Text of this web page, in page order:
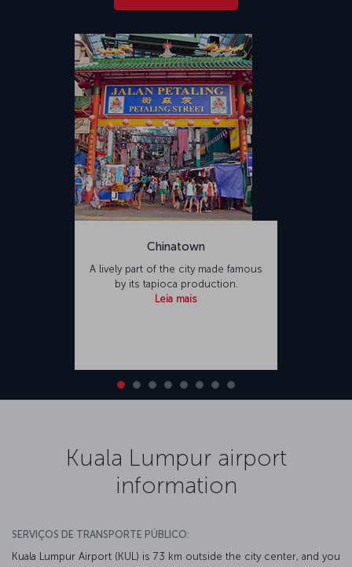
Chinatown
A lively part of the city made famous
by its tapioca production.
Leia mais
Kuala Lumpur airport
information
SERVIÇOS DE TRANSPORTE PÚBLICO:
Kuala Lumpur Airport (KUL) is 73 km outside the city center, and you